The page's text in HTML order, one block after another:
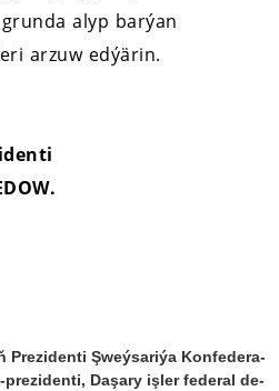
alyp barýan
arzuw edýärin.
Prezidenti Şweý­sa­ri­ýa Kon­fe­de­ra­
Da­şa­ry iş­ler fe­de­ral de­